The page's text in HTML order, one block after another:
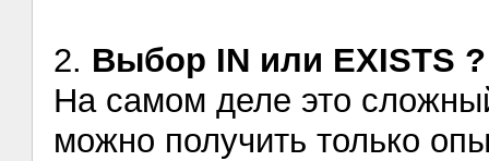
2. Выбор IN или EXISTS ?
На самом деле это
можно получить только